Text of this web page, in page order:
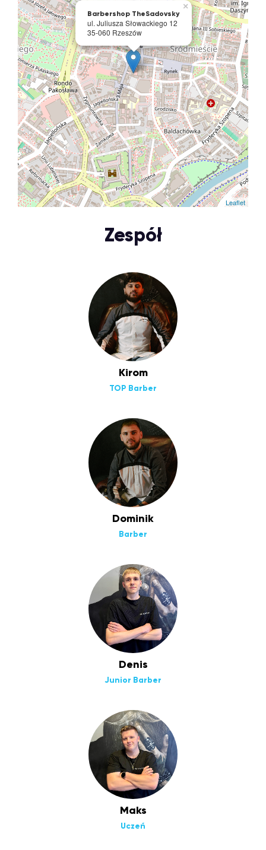
Barbershop TheSadovsky
ul. Juliusza Słowackiego 12
35-060 Rzeszów
×
Leaflet
Zespół
Kirom
TOP Barber
Dominik
Barber
Denis
Junior Barber
Maks
Uczeń